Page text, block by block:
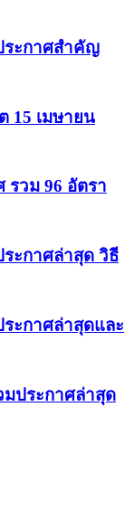
ระกาศสำคัญ
15 เมษายน
รวม 96 อัตรา
ระกาศล่าสุด วิธี
ะกาศล่าสุดและ
มประกาศล่าสุด